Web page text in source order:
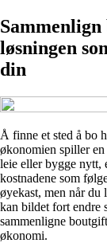
løsningen
din
Å finne et sted å bo
økonomien spiller
leie eller bygge nytt,
kostnadene som
øyekast, men når du
kan bildet fort endre
sammenligne
økonomi.